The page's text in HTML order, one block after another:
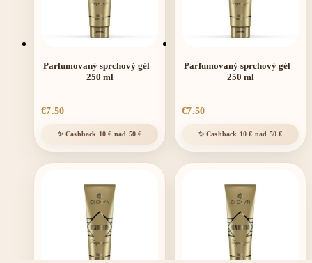
Parfumovaný sprchový gél –
250 ml
€7.50
Parfumovaný sprchový gél –
250 ml
€7.50